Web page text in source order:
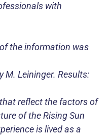
with
the information was
M. Leininger. Results:
reflect the factors of
of the Rising Sun
is lived as a